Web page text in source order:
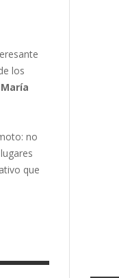
los
no
que